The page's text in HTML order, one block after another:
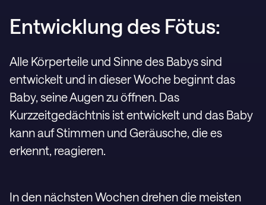
Entwicklung des Fötus:
Alle Körperteile und Sinne des Babys sind
entwickelt und in dieser Woche beginnt das
Baby, seine Augen zu öffnen. Das
Kurzzeitgedächtnis ist entwickelt und das Baby
kann auf Stimmen und Geräusche, die es
erkennt, reagieren.
In den nächsten Wochen drehen die meisten